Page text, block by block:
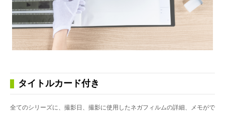
タイトルカード付き
全てのシリーズに、撮影日、撮影に使用したネガフィルムの詳細、メモがで